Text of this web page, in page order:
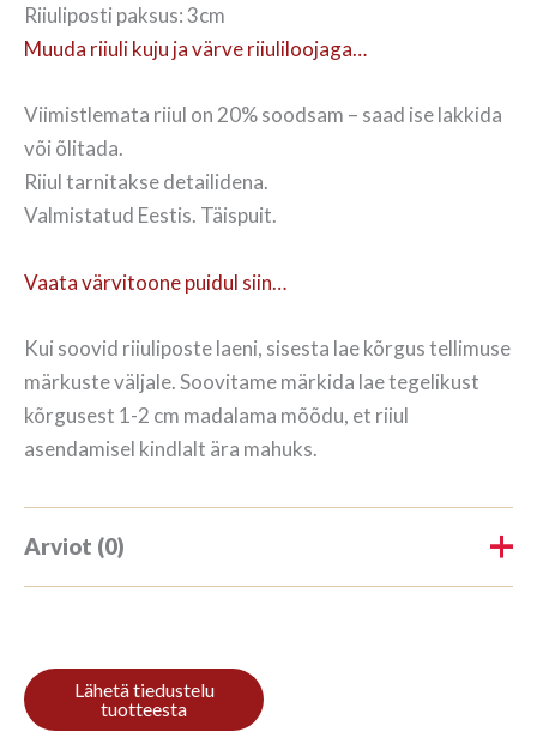
Riiuliposti paksus: 3cm
Muuda riiuli kuju ja värve riiuliloojaga…
Viimistlemata riiul on 20% soodsam – saad ise lakkida
või õlitada.
Riiul tarnitakse detailidena.
Valmistatud Eestis. Täispuit.
Vaata värvitoone puidul siin…
Kui soovid riiuliposte laeni, sisesta lae kõrgus tellimuse
märkuste väljale. Soovitame märkida lae tegelikust
kõrgusest 1-2 cm madalama mõõdu, et riiul
asendamisel kindlalt ära mahuks.
Arviot (0)
Kirjoita ensimmäinen arvio